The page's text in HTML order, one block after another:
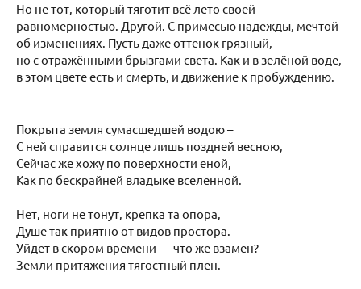
Но не тот, который тяготит всё лето своей
равномерностью. Другой. С примесью надежды, мечтой
об изменениях. Пусть даже оттенок грязный,
но с отражёнными брызгами света. Как и в зелёной воде,
в этом цвете есть и смерть, и движение к пробуждению.
Покрыта земля сумасшедшей водою –
С ней справится солнце лишь поздней весною,
Сейчас же хожу по поверхности еной,
Как по бескрайней владыке вселенной.
Нет, ноги не тонут, крепка та опора,
Душе так приятно от видов простора.
Уйдет в скором времени — что же взамен?
Земли притяжения тягостный плен.